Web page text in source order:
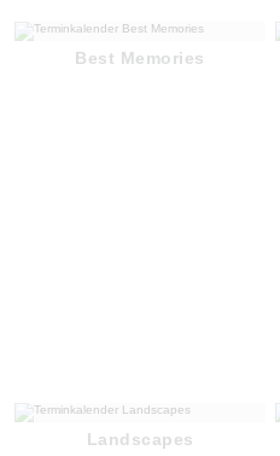
Best Memories
Landscapes